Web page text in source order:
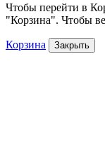
Чтобы перейти в
"Корзина". Чтобы
Корзина Закрыть